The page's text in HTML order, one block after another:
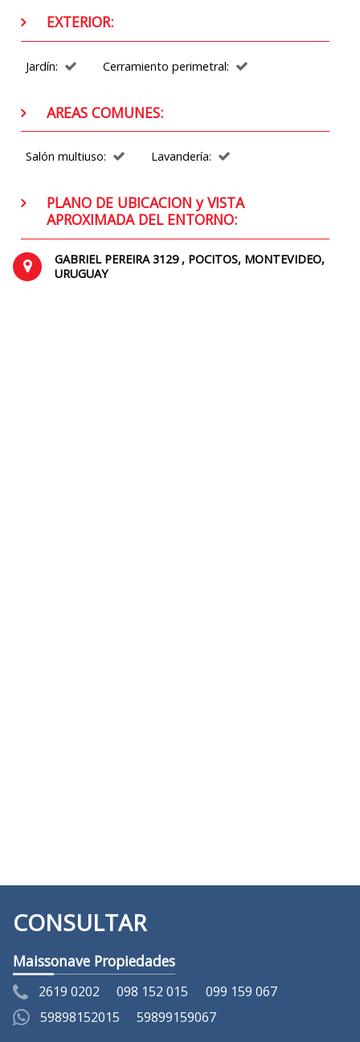
EXTERIOR:
Jardín: Cerramiento perimetral:
AREAS COMUNES:
Salón multiuso: Lavandería:
PLANO DE UBICACION y VISTA
APROXIMADA DEL ENTORNO:
GABRIEL PEREIRA 3129 , POCITOS, MONTEVIDEO,
URUGUAY
CONSULTAR
Maissonave Propiedades
2619 0202 098 152 015
099 159 067
59898152015
59899159067